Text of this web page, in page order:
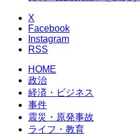
X
Facebook
Instagram
RSS
HOME
政治
経済・ビジネス
事件
震災・原発事故
ライフ・教育